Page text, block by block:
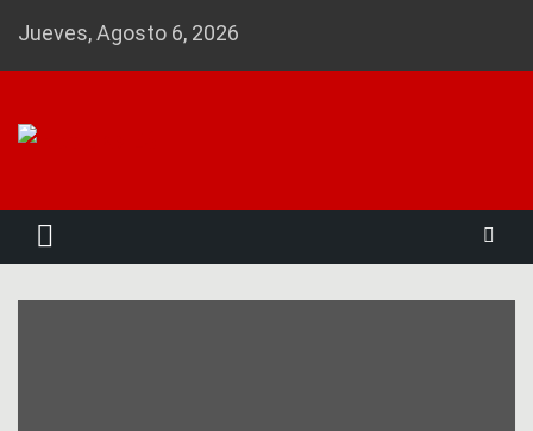
Jueves, Agosto 6, 2026